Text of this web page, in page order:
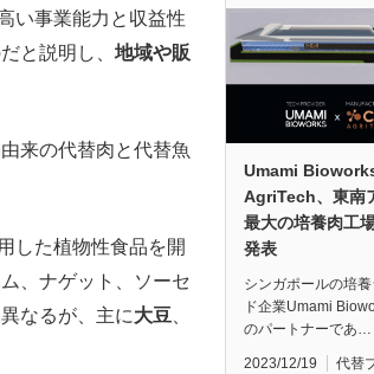
い事業能力と収益性
と説明し、 地域や販
来の代替肉と代替魚
した植物性食品を開
、ナゲット、ソーセ
なるが、主に大豆
Umami
AgriTech、東南
最大の培養肉工
発表
シンガポールの培
ド企業Umami
のパートナーであ…
2023/12/19
代替